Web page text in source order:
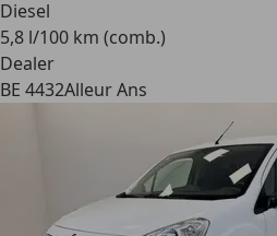
Diesel
5,8 l/100 km (comb.)
Dealer
BE 4432Alleur Ans